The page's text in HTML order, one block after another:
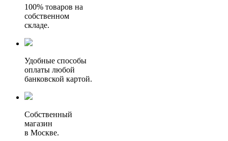
100% товаров на
собственном
складе.
Удобные способы
оплаты любой
банковской картой.
Собственный
магазин
в Москве.